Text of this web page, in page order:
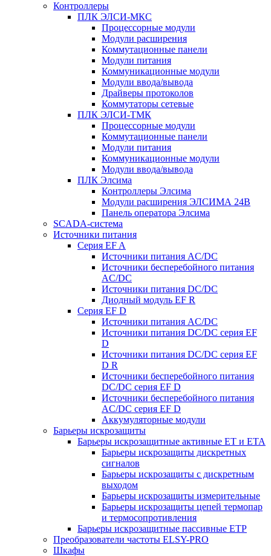
Контроллеры
ПЛК ЭЛСИ-МКС
Процессорные модули
Модули расширения
Коммутационные панели
Модули питания
Коммуникационные модули
Модули ввода/вывода
Драйверы протоколов
Коммутаторы сетевые
ПЛК ЭЛСИ-ТМК
Процессорные модули
Коммутационные панели
Модули питания
Коммуникационные модули
Модули ввода/вывода
ПЛК Элсима
Контроллеры Элсима
Модули расширения ЭЛСИМА 24В
Панель оператора Элсима
SCADA-система
Источники питания
Серия EF A
Источники питания AC/DC
Источники бесперебойного питания
AC/DC
Источники питания DC/DC
Диодный модуль EF R
Серия EF D
Источники питания AC/DC
Источники питания DC/DC серия EF
D
Источники питания DC/DC серия EF
D R
Источники бесперебойного питания
DC/DC серия EF D
Источники бесперебойного питания
AC/DC серия EF D
Аккумуляторные модули
Барьеры искрозащиты
Барьеры искрозащитные активные ET и ETA
Барьеры искрозащиты дискретных
сигналов
Барьеры искрозащиты с дискретным
выходом
Барьеры искрозащиты измерительные
Барьеры искрозащиты цепей термопар
и термосопротивления
Барьеры искрозащитные пассивные ЕТР
Преобразователи частоты ELSY-PRO
Шкафы